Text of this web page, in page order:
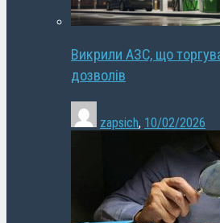
Викрили АЗС, що
дозволів
zapsich, 10/02/2026